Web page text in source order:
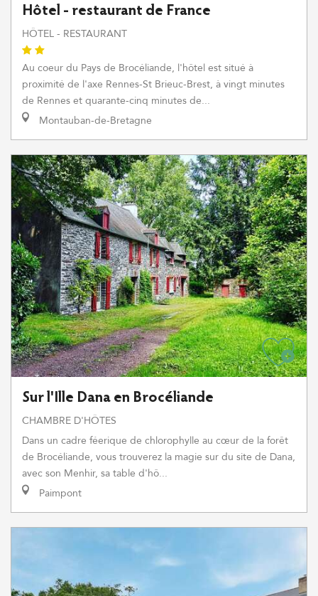
Hôtel - restaurant de France
HÔTEL - RESTAURANT
Au coeur du Pays de Brocéliande, l'hôtel est situé à
proximité de l'axe Rennes-St Brieuc-Brest, à vingt minutes
de Rennes et quarante-cinq minutes de...
Montauban-de-Bretagne
Sur l'Ille Dana en Brocéliande
CHAMBRE D'HÔTES
Dans un cadre féerique de chlorophylle au cœur de la forêt
de Brocéliande, vous trouverez la magie sur du site de Dana,
avec son Menhir, sa table d'hô...
Paimpont